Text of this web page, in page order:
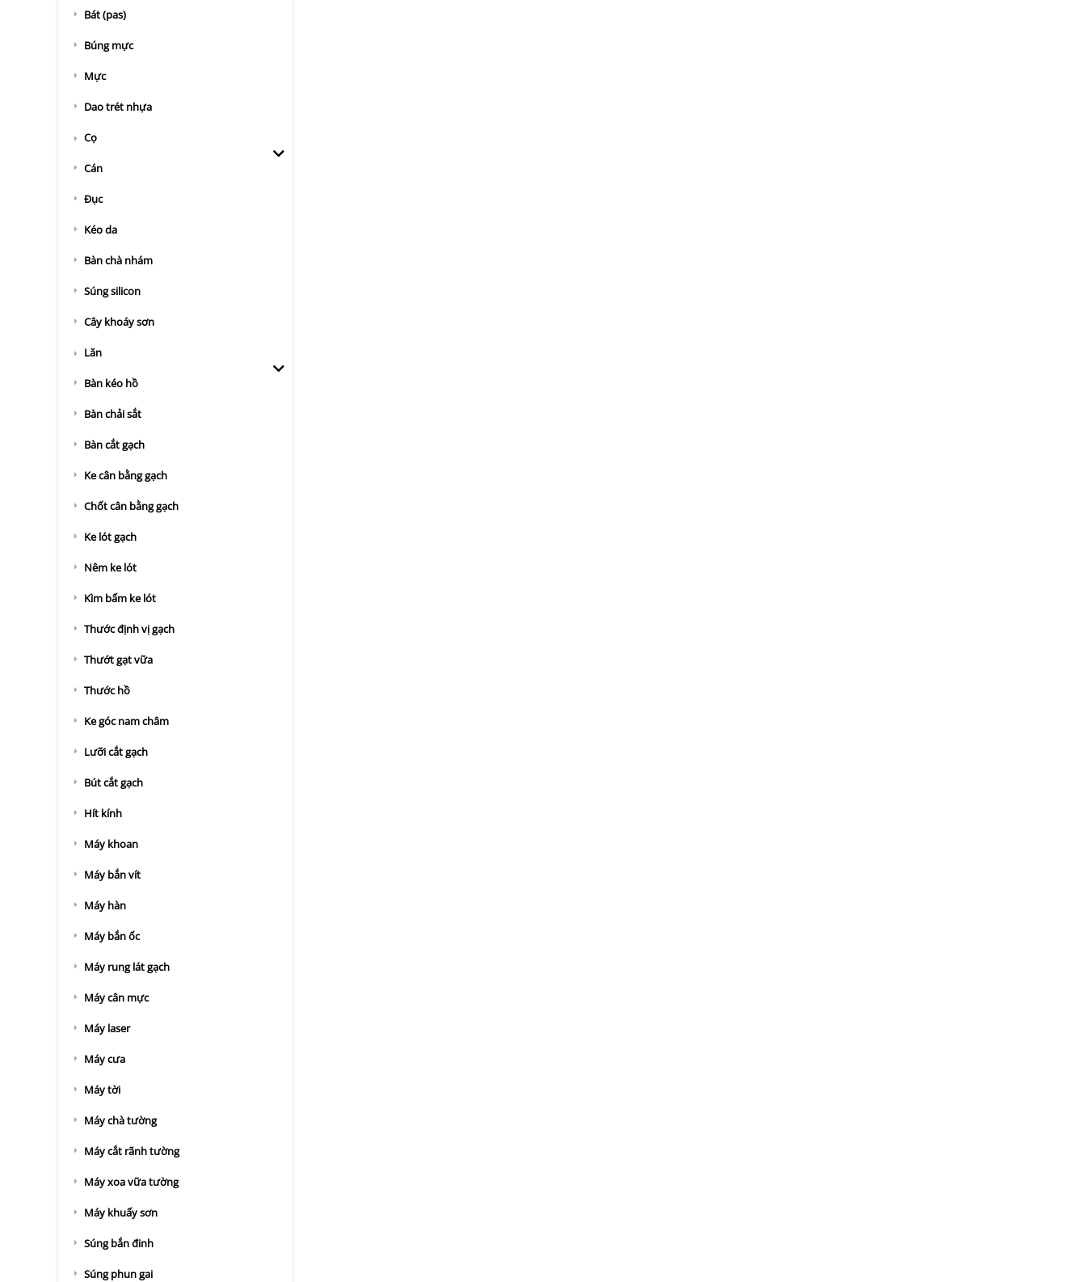
Bát (pas)
Búng mực
Mực
Dao trét nhựa
Cọ
Cán
Đục
Kéo da
Bàn chà nhám
Súng silicon
Cây khoáy sơn
Lăn
Bàn kéo hồ
Bàn chải sắt
Bàn cắt gạch
Ke cân bằng gạch
Chốt cân bằng gạch
Ke lót gạch
Nêm ke lót
Kìm bấm ke lót
Thước định vị gạch
Thướt gạt vữa
Thước hồ
Ke góc nam châm
Lưỡi cắt gạch
Bút cắt gạch
Hít kính
Máy khoan
Máy bắn vít
Máy hàn
Máy bắn ốc
Máy rung lát gạch
Máy cân mực
Máy laser
Máy cưa
Máy tời
Máy chà tường
Máy cắt rãnh tường
Máy xoa vữa tường
Máy khuấy sơn
Súng bắn đinh
Súng phun gai